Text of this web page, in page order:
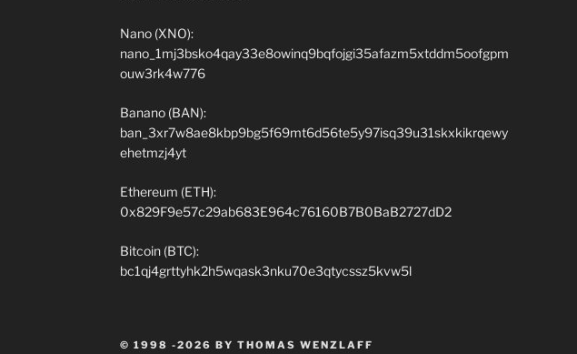
Nano (XNO):
nano_1mj3bsko4qay33e8owinq9bqfojgi35afazm5xtddm5oofgpm
ouw3rk4w776
Banano (BAN):
ban_3xr7w8ae8kbp9bg5f69mt6d56te5y97isq39u31skxkikrqewy
ehetmzj4yt
Ethereum (ETH):
0x829F9e57c29ab683E964c76160B7B0BaB2727dD2
Bitcoin (BTC):
bc1qj4grttyhk2h5wqask3nku70e3qtycssz5kvw5l
© 1998 -2026 BY THOMAS WENZLAFF